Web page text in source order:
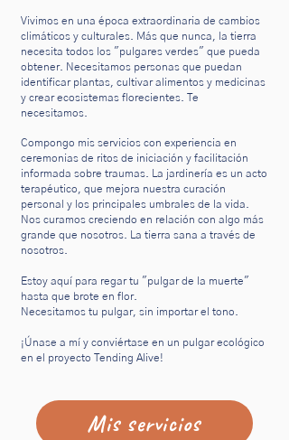
Vivimos en una época extraordinaria de cambios
climáticos y culturales. Más que nunca, la tierra
necesita todos los "pulgares verdes" que pueda
obtener. Necesitamos personas que puedan
identificar plantas, cultivar alimentos y medicinas
y crear ecosistemas florecientes. Te
necesitamos.
Compongo mis servicios con experiencia en
ceremonias de ritos de iniciación y facilitación
informada sobre traumas. La jardinería es un acto
terapéutico, que mejora nuestra curación
personal y los principales umbrales de la vida.
Nos curamos creciendo en relación con algo más
grande que nosotros. La tierra sana a través de
nosotros.
Estoy aquí para regar tu "pulgar de la muerte"
hasta que brote en flor.
Necesitamos tu pulgar, sin importar el tono.
¡Únase a mí y conviértase en un pulgar ecológico
en el proyecto Tending Alive!
Mis servicios